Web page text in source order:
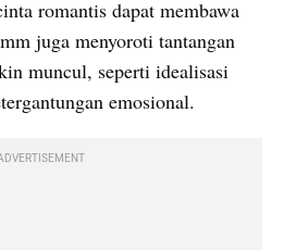
romantis dapat membawa
juga menyoroti tantangan
muncul, seperti idealisasi
emosional.